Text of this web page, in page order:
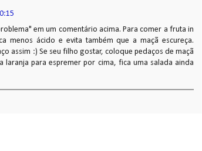
em um comentário acima. Para comer a fruta in
menos ácido e evita também que a maçã escureça.
assim :) Se seu filho gostar, coloque pedaços de maçã
laranja para espremer por cima, fica uma salada ainda